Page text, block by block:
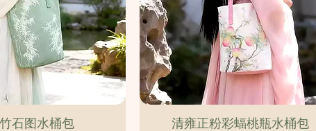
Quick View
石图水桶包 Quick View
清雍正粉彩蝠桃瓶水桶包